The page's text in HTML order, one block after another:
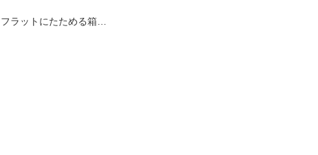
フラットにたためる箱…